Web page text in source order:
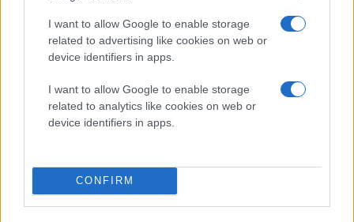
I want to allow Google to enable storage
related to advertising like cookies on web or
device identifiers in apps.
I want to allow Google to enable storage
related to analytics like cookies on web or
device identifiers in apps.
CONFIRM
ΗΠΑ: Έρευνα
περιοδικού του
για παραβίαση
του νόμου περί
Στο Χάρβαρντ ο Χάρης Δούκας:
«Στηρίζουμε την ακαδημαϊκή